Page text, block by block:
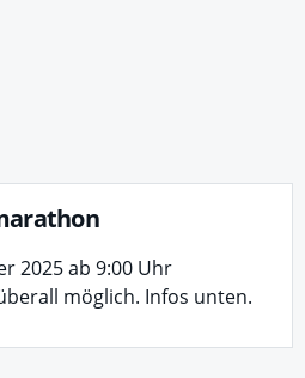
2025 ab 9:00 Uhr
möglich. Infos unten.